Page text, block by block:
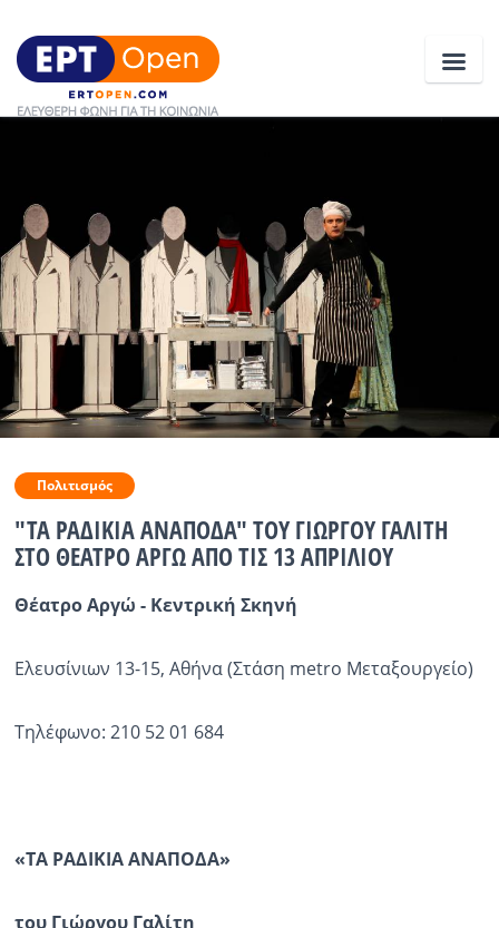
Ελλάδα
Κοινωνία
Πολιτική
Οικονομία
Αθλητικά
Κόσμος
Ραδιόφωνο LIVE
Πολιτισμός
"ΤΑ ΡΑΔΙΚΙΑ ΑΝΑΠΟΔΑ" ΤΟΥ ΓΙΩΡΓΟΥ ΓΑΛΙΤΗ
ΣΤΟ ΘΕΑΤΡΟ ΑΡΓΩ ΑΠΟ ΤΙΣ 13 ΑΠΡΙΛΙΟΥ
Θέατρο Αργώ - Κεντρική Σκηνή
Ελευσίνιων 13-15, Αθήνα (Στάση metro Μεταξουργείο)
Τηλέφωνο: 210 52 01 684
«ΤΑ ΡΑΔΙΚΙΑ ΑΝΑΠΟΔΑ»
του Γιώργου Γαλίτη